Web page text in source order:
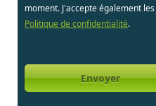
moment. J'accepte également les
Politique de confidentialité.